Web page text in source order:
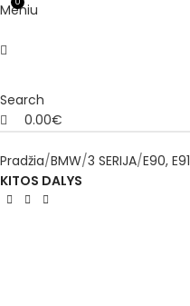
Meniu
Search
0.00€
Pradžia BMW 3 SERIJA E90, E91
KITOS DALYS